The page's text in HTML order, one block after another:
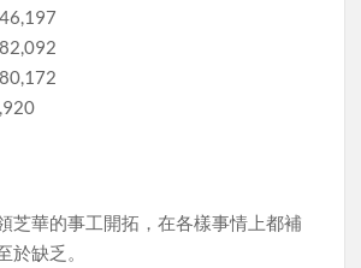
芝華的事工開拓，在各樣事情上都補
於缺乏。